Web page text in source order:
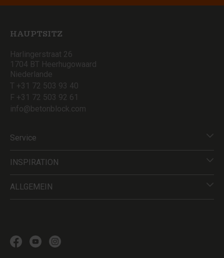
HAUPTSITZ
Harlingerstraat 26
1704 BT Heerhugowaard
Niederlande
T +31 72 503 93 40
F +31 72 503 92 61
info@betonblock.com
Service
INSPIRATION
ALLGEMEIN